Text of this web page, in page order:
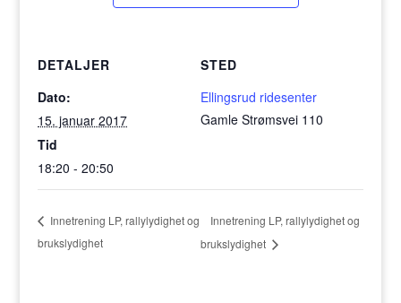
DETALJER
Dato:
15. januar 2017
Tid
18:20 - 20:50
STED
Ellingsrud ridesenter
Gamle Strømsvei 110
Innetrening LP, rallylydighet og
brukslydighet
Innetrening LP, rallylydighet og
brukslydighet